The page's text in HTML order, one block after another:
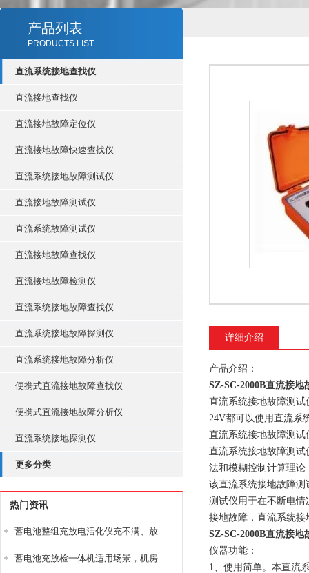
产品列表
PRODUCTS LIST
直流系统接地查找仪
直流接地查找仪
直流接地故障定位仪
直流接地故障快速查找仪
直流系统接地故障测试仪
直流接地故障测试仪
直流系统故障测试仪
直流接地故障查找仪
直流接地故障检测仪
直流系统接地故障查找仪
直流系统接地故障探测仪
直流系统接地故障分析仪
便携式直流接地故障查找仪
便携式直流接地故障分析仪
直流系统接地探测仪
更多分类
热门资讯
蓄电池整组充放电活化仪充不满、放不完怎么办？
蓄电池充放检一体机适用场景，机房基站变电站铅酸蓄电池维护检测应用
详细介绍
产品介绍：
SZ-SC-2000B直流接地
直流系统接地故障测试
24V都可以使用直流系
直流系统接地故障测试
直流系统接地故障测
法和模糊控制计算理
该直流系统接地故障
测试仪用于在不断电
接地故障，直流系统
SZ-SC-2000B直流接地
仪器功能：
1、使用简单。本直流